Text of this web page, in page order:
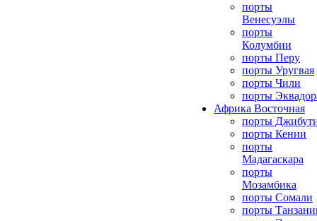
порты
Венесуэлы
порты
Колумбии
порты Перу
порты Уругвая
порты Чили
порты
Африка Восточная
порты
порты Кении
порты
Мадагаскара
порты
Мозамбика
порты Сомали
порты